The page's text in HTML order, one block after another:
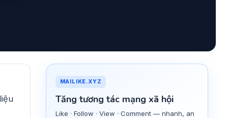
MAILIKE.XYZ
Tăng tương tác mạng xã hội
Like · Follow · View · Comment — nhanh, an